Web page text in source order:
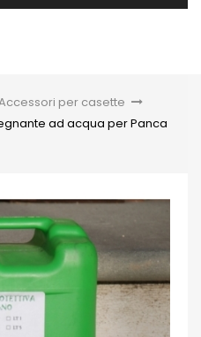
per casette >
ad acqua per Panca